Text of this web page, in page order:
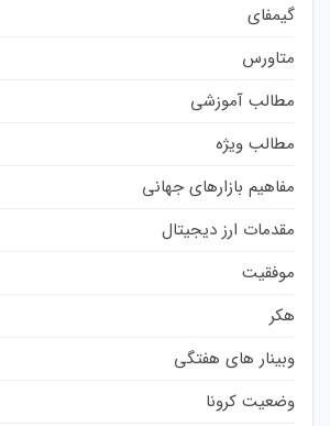
گیمفای
متاورس
مطالب آموزشی
مطالب ویژه
مفاهیم بازارهای جهانی
مقدمات ارز دیجیتال
موفقیت
هکر
وبینار های هفتگی
وضعیت کرونا